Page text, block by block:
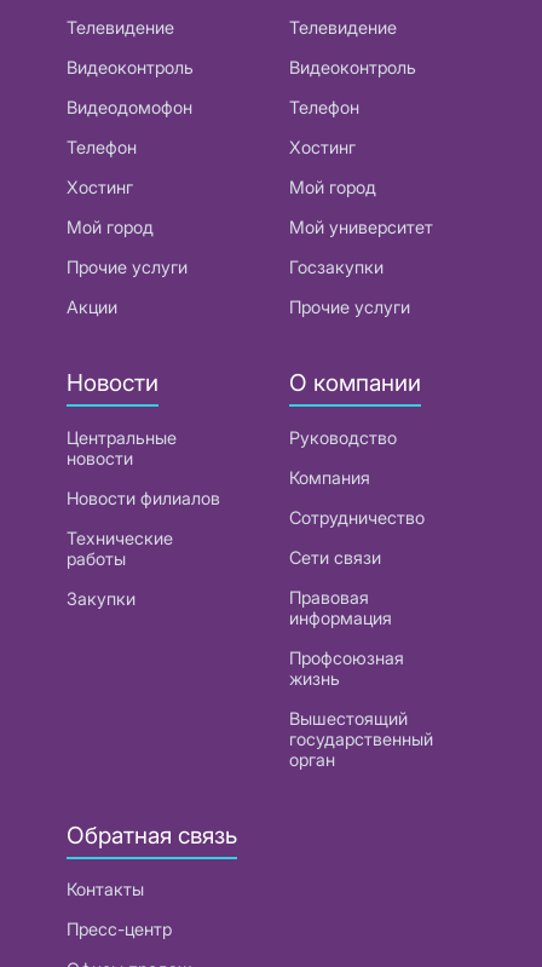
Телевидение
Видеоконтроль
Видеодомофон
Телефон
Хостинг
Мой город
Прочие услуги
Акции
Телевидение
Видеоконтроль
Телефон
Хостинг
Мой город
Мой университет
Госзакупки
Прочие услуги
Новости
Центральные
новости
Новости филиалов
Технические
работы
Закупки
О компании
Руководство
Компания
Сотрудничество
Сети связи
Правовая
информация
Профсоюзная
жизнь
Вышестоящий
государственный
орган
Обратная связь
Контакты
Пресс-центр